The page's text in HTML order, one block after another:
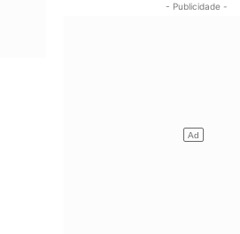
- Publicidade -